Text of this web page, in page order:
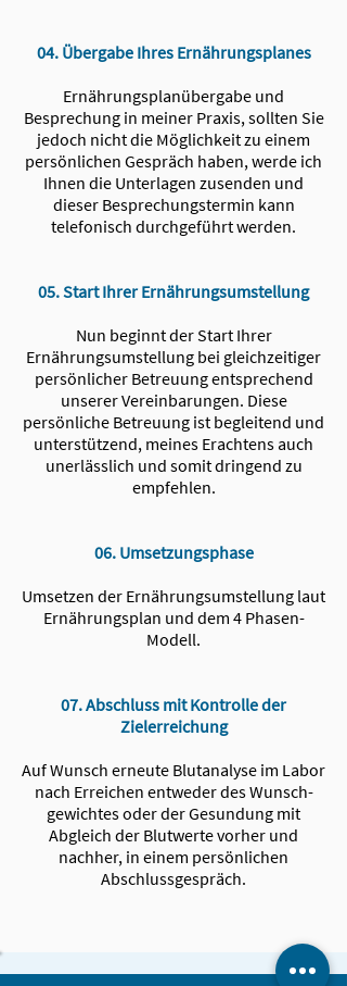
04. Übergabe Ihres Ernährungsplanes
Ernährungsplanübergabe und
Besprechung in meiner Praxis, sollten Sie
jedoch nicht die Möglichkeit zu einem
persönlichen Gespräch haben, werde ich
Ihnen die Unterlagen zusenden und
dieser Besprechungstermin kann
telefonisch durchgeführt werden.
05. Start Ihrer Ernährungsumstellung
Nun beginnt der Start Ihrer
Ernährungsumstellung bei gleichzeitiger
persönlicher Betreuung entsprechend
unserer Vereinbarungen. Diese
persönliche Betreuung ist begleitend und
unterstützend, meines Erachtens auch
unerlässlich und somit dringend zu
empfehlen.
06. Umsetzungsphase
Umsetzen der Ernährungsumstellung laut
Ernährungsplan und dem 4 Phasen-
Modell.
07.Abschluss mit Kontrolle der
Zielerreichung
Auf Wunsch erneute Blutanalyse im Labor
nach Erreichen entweder des Wunsch­
gewichtes oder der Gesundung mit
Abgleich der Blutwerte vorher und
nachher, in einem persönlichen
Abschlussgespräch.